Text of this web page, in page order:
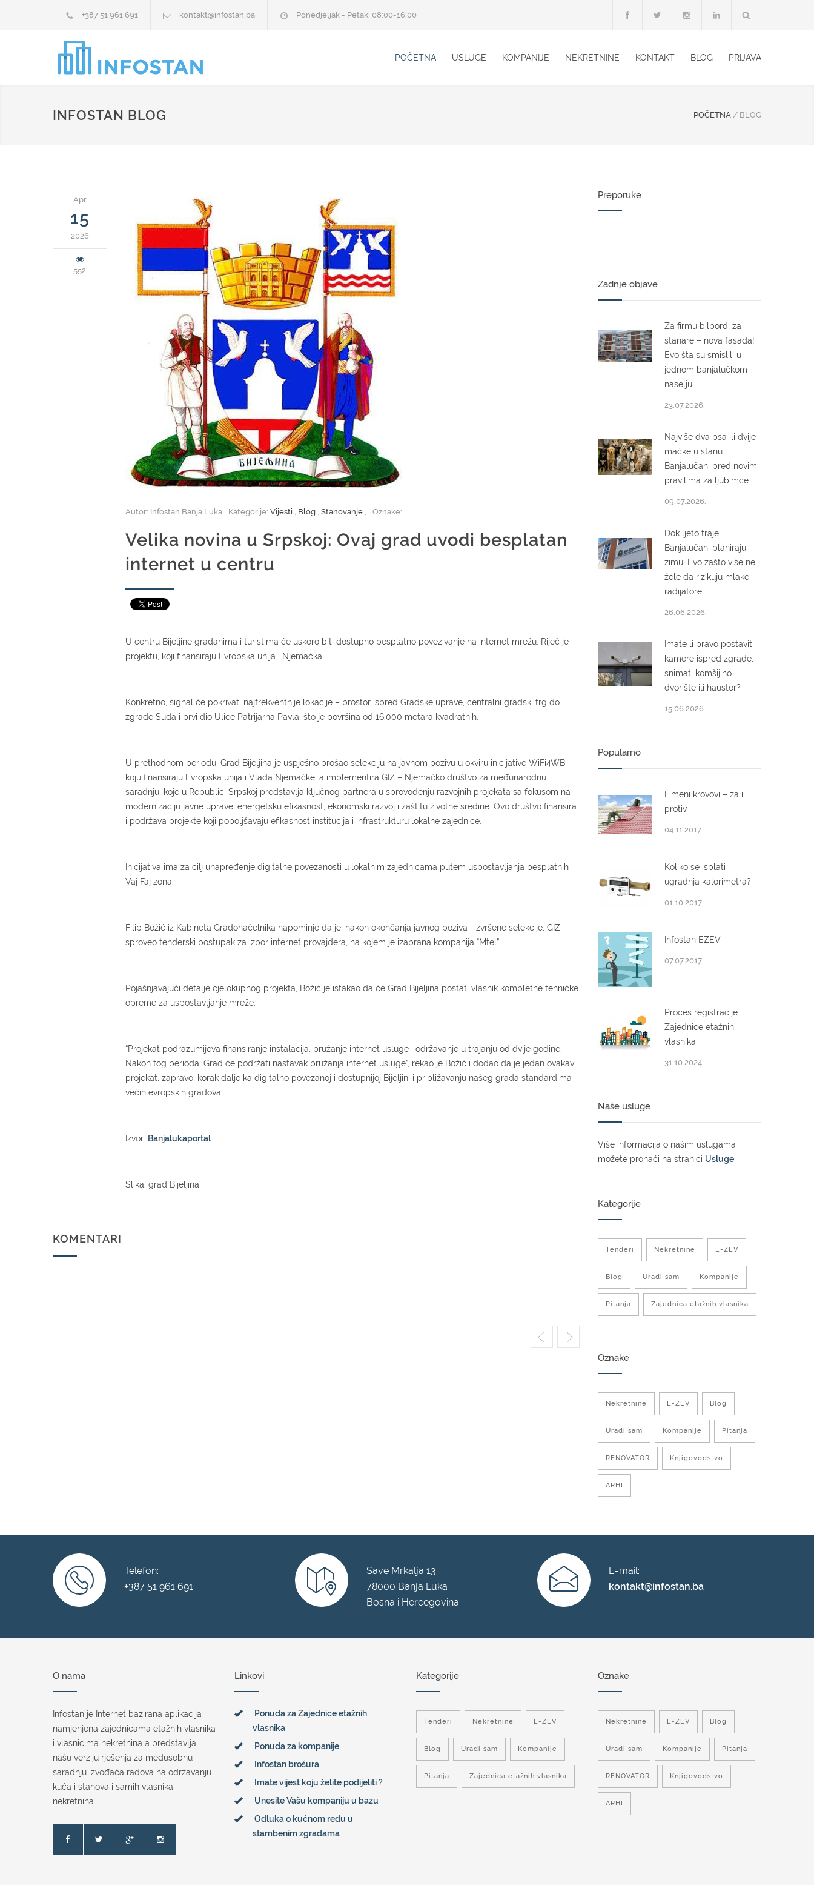
+387 51 961 691 kontakt@infostan.ba Ponedjeljak - Petak: 08:00-16:00
POČETNA USLUGE KOMPANIJE NEKRETNINE KONTAKT BLOG PRIJAVA
INFOSTAN BLOG POČETNA / BLOG
Apr
15
2026
552
Autor: Infostan Banja Luka Kategorije: Vijesti , Blog , Stanovanje , Oznake:
Velika novina u Srpskoj: Ovaj grad uvodi besplatan
internet u centru
U centru Bijeljine građanima i turistima će uskoro biti dostupno besplatno povezivanje na internet mrežu. Riječ je
projektu, koji finansiraju Evropska unija i Njemačka.
Konkretno, signal će pokrivati najfrekventnije lokacije – prostor ispred Gradske uprave, centralni gradski trg do
zgrade Suda i prvi dio Ulice Patrijarha Pavla, što je površina od 16.000 metara kvadratnih.
U prethodnom periodu, Grad Bijeljina je uspješno prošao selekciju na javnom pozivu u okviru inicijative WiFi4WB,
koju finansiraju Evropska unija i Vlada Njemačke, a implementira GIZ – Njemačko društvo za međunarodnu
saradnju, koje u Republici Srpskoj predstavlja ključnog partnera u sprovođenju razvojnih projekata sa fokusom na
modernizaciju javne uprave, energetsku efikasnost, ekonomski razvoj i zaštitu životne sredine. Ovo društvo finansira
i podržava projekte koji poboljšavaju efikasnost institucija i infrastrukturu lokalne zajednice.
Inicijativa ima za cilj unapređenje digitalne povezanosti u lokalnim zajednicama putem uspostavljanja besplatnih
Vaj Faj zona.
Filip Božić iz Kabineta Gradonačelnika napominje da je, nakon okončanja javnog poziva i izvršene selekcije, GIZ
sproveo tenderski postupak za izbor internet provajdera, na kojem je izabrana kompanija “Mtel”.
Pojašnjavajući detalje cjelokupnog projekta, Božić je istakao da će Grad Bijeljina postati vlasnik kompletne tehničke
opreme za uspostavljanje mreže.
“Projekat podrazumijeva finansiranje instalacija, pružanje internet usluge i održavanje u trajanju od dvije godine.
Nakon tog perioda, Grad će podržati nastavak pružanja internet usluge”, rekao je Božić i dodao da je jedan ovakav
projekat, zapravo, korak dalje ka digitalno povezanoj i dostupnijoj Bijeljini i približavanju našeg grada standardima
većih evropskih gradova.
Izvor: Banjalukaportal
Slika: grad Bijeljina
KOMENTARI
Preporuke
Zadnje objave
Za firmu bilbord, za
stanare – nova fasada!
Evo šta su smislili u
jednom banjalučkom
naselju
23.07.2026.
Najviše dva psa ili dvije
mačke u stanu:
Banjalučani pred novim
pravilima za ljubimce
09.07.2026.
Dok ljeto traje,
Banjalučani planiraju
zimu: Evo zašto više ne
žele da rizikuju mlake
radijatore
26.06.2026.
Imate li pravo postaviti
kamere ispred zgrade,
snimati komšijino
dvorište ili haustor?
15.06.2026.
Popularno
Limeni krovovi – za i
protiv
04.11.2017.
Koliko se isplati
ugradnja kalorimetra?
01.10.2017.
Infostan EZEV
07.07.2017.
Proces registracije
Zajednice etažnih
vlasnika
31.10.2024.
Naše usluge
Više informacija o našim uslugama
možete pronaći na stranici Usluge
Kategorije
Tenderi Nekretnine E-ZEV
Blog Uradi sam Kompanije
Pitanja Zajednica etažnih vlasnika
Oznake
Nekretnine E-ZEV Blog
Uradi sam Kompanije Pitanja
RENOVATOR Knjigovodstvo
ARHI
Telefon:
+387 51 961 691
Save Mrkalja 13
78000 Banja Luka
Bosna i Hercegovina
E-mail:
kontakt@infostan.ba
O nama
Infostan je Internet bazirana aplikacija
namjenjena zajednicama etažnih vlasnika
i vlasnicima nekretnina a predstavlja
našu verziju rješenja za međusobnu
saradnju izvođača radova na održavanju
kuća i stanova i samih vlasnika
nekretnina.
Linkovi
Ponuda za Zajednice etažnih
vlasnika
Ponuda za kompanije
Infostan brošura
Imate vijest koju želite podijeliti ?
Unesite Vašu kompaniju u bazu
Odluka o kućnom redu u
stambenim zgradama
Kategorije
Tenderi Nekretnine E-ZEV
Blog Uradi sam Kompanije
Pitanja Zajednica etažnih vlasnika
Oznake
Nekretnine E-ZEV Blog
Uradi sam Kompanije Pitanja
RENOVATOR Knjigovodstvo
ARHI